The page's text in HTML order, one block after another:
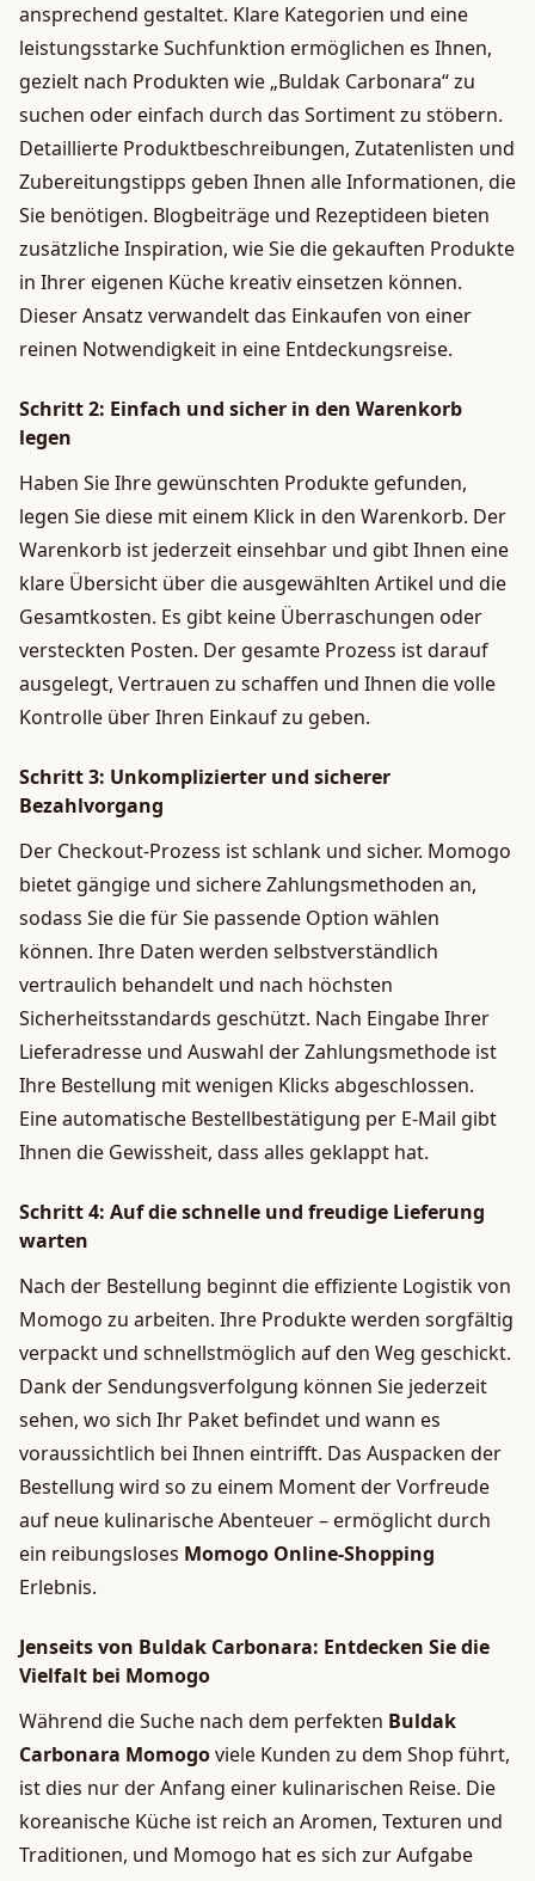
ansprechend gestaltet. Klare Kategorien und eine
leistungsstarke Suchfunktion ermöglichen es Ihnen,
gezielt nach Produkten wie „Buldak Carbonara“ zu
suchen oder einfach durch das Sortiment zu stöbern.
Detaillierte Produktbeschreibungen, Zutatenlisten und
Zubereitungstipps geben Ihnen alle Informationen, die
Sie benötigen. Blogbeiträge und Rezeptideen bieten
zusätzliche Inspiration, wie Sie die gekauften Produkte
in Ihrer eigenen Küche kreativ einsetzen können.
Dieser Ansatz verwandelt das Einkaufen von einer
reinen Notwendigkeit in eine Entdeckungsreise.
Schritt 2: Einfach und sicher in den Warenkorb
legen
Haben Sie Ihre gewünschten Produkte gefunden,
legen Sie diese mit einem Klick in den Warenkorb. Der
Warenkorb ist jederzeit einsehbar und gibt Ihnen eine
klare Übersicht über die ausgewählten Artikel und die
Gesamtkosten. Es gibt keine Überraschungen oder
versteckten Posten. Der gesamte Prozess ist darauf
ausgelegt, Vertrauen zu schaffen und Ihnen die volle
Kontrolle über Ihren Einkauf zu geben.
Schritt 3: Unkomplizierter und sicherer
Bezahlvorgang
Der Checkout-Prozess ist schlank und sicher. Momogo
bietet gängige und sichere Zahlungsmethoden an,
sodass Sie die für Sie passende Option wählen
können. Ihre Daten werden selbstverständlich
vertraulich behandelt und nach höchsten
Sicherheitsstandards geschützt. Nach Eingabe Ihrer
Lieferadresse und Auswahl der Zahlungsmethode ist
Ihre Bestellung mit wenigen Klicks abgeschlossen.
Eine automatische Bestellbestätigung per E-Mail gibt
Ihnen die Gewissheit, dass alles geklappt hat.
Schritt 4: Auf die schnelle und freudige Lieferung
warten
Nach der Bestellung beginnt die effiziente Logistik von
Momogo zu arbeiten. Ihre Produkte werden sorgfältig
verpackt und schnellstmöglich auf den Weg geschickt.
Dank der Sendungsverfolgung können Sie jederzeit
sehen, wo sich Ihr Paket befindet und wann es
voraussichtlich bei Ihnen eintrifft. Das Auspacken der
Bestellung wird so zu einem Moment der Vorfreude
auf neue kulinarische Abenteuer – ermöglicht durch
ein reibungsloses Momogo Online-Shopping
Erlebnis.
Jenseits von Buldak Carbonara: Entdecken Sie die
Vielfalt bei Momogo
Während die Suche nach dem perfekten Buldak
Carbonara Momogoviele Kunden zu dem Shop führt,
ist dies nur der Anfang einer kulinarischen Reise. Die
koreanische Küche ist reich an Aromen, Texturen und
Traditionen, und Momogo hat es sich zur Aufgabe